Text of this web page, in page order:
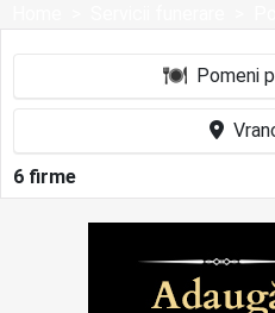
6 firme